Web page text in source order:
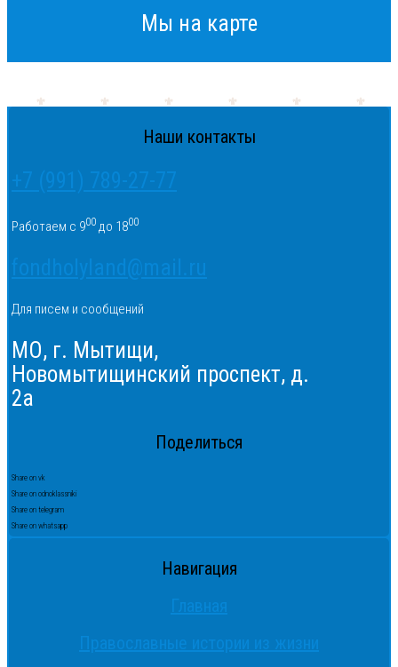
Мы на карте
Наши контакты
+7 (991) 789-27-77
Работаем с 900 до 1800
fondholyland@mail.ru
Для писем и сообщений
МО, г. Мытищи,
Новомытищинский проспект, д.
2а
Поделиться
Share on vk
Share on odnoklassniki
Share on telegram
Share on whatsapp
Навигация
Главная
Православные истории из жизни